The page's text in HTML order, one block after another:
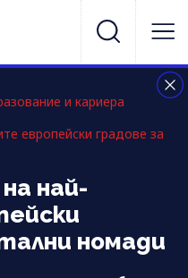
и кариера
европейски градове за
най-
номади